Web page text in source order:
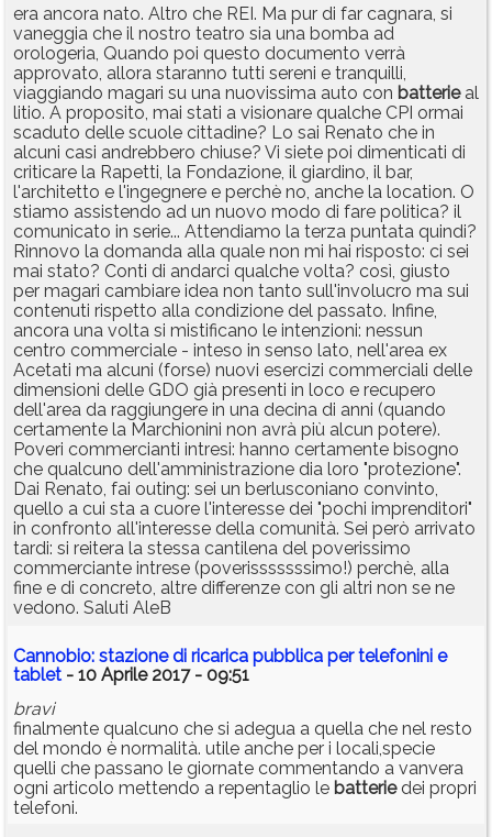
era ancora nato. Altro che REI. Ma pur di far cagnara, si
vaneggia che il nostro teatro sia una bomba ad
orologeria, Quando poi questo documento verrà
approvato, allora staranno tutti sereni e tranquilli,
viaggiando magari su una nuovissima auto con batterieal
litio. A proposito, mai stati a visionare qualche CPI ormai
scaduto delle scuole cittadine? Lo sai Renato che in
alcuni casi andrebbero chiuse? Vi siete poi dimenticati di
criticare la Rapetti, la Fondazione, il giardino, il bar,
l'architetto e l'ingegnere e perchè no, anche la location. O
stiamo assistendo ad un nuovo modo di fare politica? il
comunicato in serie... Attendiamo la terza puntata quindi?
Rinnovo la domanda alla quale non mi hai risposto: ci sei
mai stato? Conti di andarci qualche volta? così, giusto
per magari cambiare idea non tanto sull'involucro ma sui
contenuti rispetto alla condizione del passato. Infine,
ancora una volta si mistificano le intenzioni: nessun
centro commerciale - inteso in senso lato, nell'area ex
Acetati ma alcuni (forse) nuovi esercizi commerciali delle
dimensioni delle GDO già presenti in loco e recupero
dell'area da raggiungere in una decina di anni (quando
certamente la Marchionini non avrà più alcun potere).
Poveri commercianti intresi: hanno certamente bisogno
che qualcuno dell'amministrazione dia loro "protezione".
Dai Renato, fai outing: sei un berlusconiano convinto,
quello a cui sta a cuore l'interesse dei "pochi imprenditori"
in confronto all'interesse della comunità. Sei però arrivato
tardi: si reitera la stessa cantilena del poverissimo
commerciante intrese (poverisssssssimo!) perchè, alla
fine e di concreto, altre differenze con gli altri non se ne
vedono. Saluti AleB
Cannobio: stazione di ricarica pubblica per telefonini e
tablet - 10 Aprile 2017 - 09:51
bravi
finalmente qualcuno che si adegua a quella che nel resto
del mondo è normalità. utile anche per i locali,specie
quelli che passano le giornate commentando a vanvera
ogni articolo mettendo a repentaglio le batteriedei propri
telefoni.